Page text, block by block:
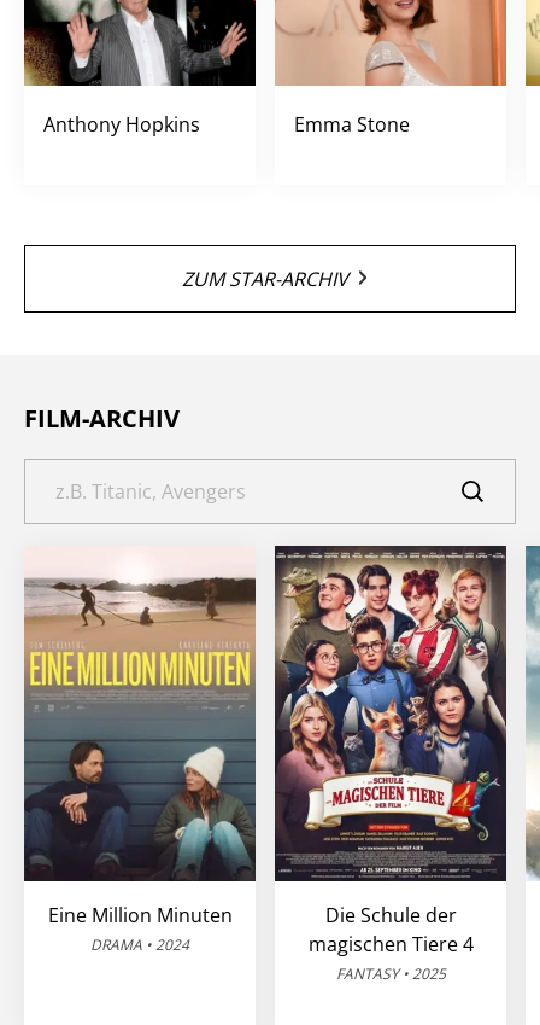
Anthony Hopkins Emma Stone
ZUM STAR-ARCHIV
FILM-ARCHIV
Eine Million Minuten
DRAMA • 2024
Die Schule der
magischen Tiere 4
FANTASY • 2025